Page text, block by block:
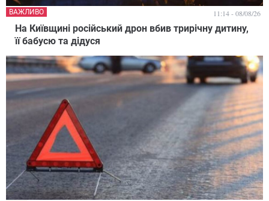
На Київщині російський дрон вбив трирічну дитину,
її бабусю та дідуся
ВАЖЛИВО 11:14 - 08/08/26